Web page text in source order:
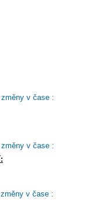
v čase :
v čase :
v čase :